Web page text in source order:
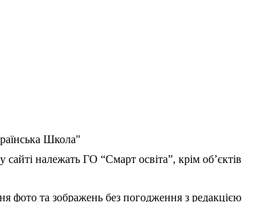
Школа"
належать ГО “Смарт освіта”, крім об’єктів
фото та зображень без погодження з редакцією